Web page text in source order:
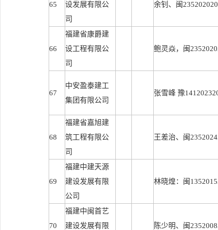
65
设发展有限公
司
余钊、闽
66
福建省康爵建
设工程有限公
司
鲍灵焱，闽
67
中安盈泰建工
集团有限公司
张雪峰 豫
68
福建省嘉旭建
筑工程有限公
司
王差治、闽
69
福建中建天源
建设发展有限
公司
林晓煌：闽
70
福建中闽首艺
建设发展有限
陈少明、闽